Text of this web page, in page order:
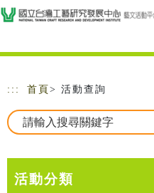
跳到主要內容
網站導覽
::: 首頁 > 活動查詢
活動分類